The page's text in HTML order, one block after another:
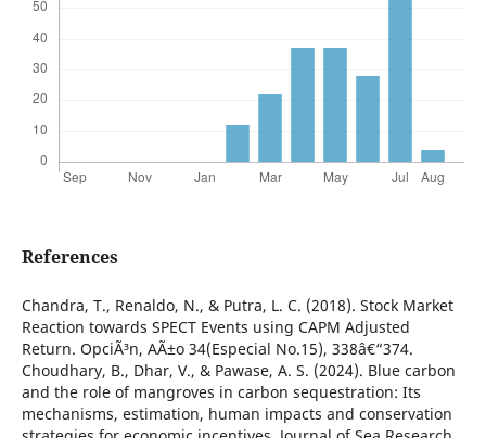
References
Chandra, T., Renaldo, N., & Putra, L. C. (2018). Stock Market
Reaction towards SPECT Events using CAPM Adjusted
Return. OpciÃ³n, AÃ±o 34(Especial No.15), 338â€“374.
Choudhary, B., Dhar, V., & Pawase, A. S. (2024). Blue carbon
and the role of mangroves in carbon sequestration: Its
mechanisms, estimation, human impacts and conservation